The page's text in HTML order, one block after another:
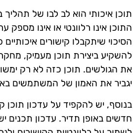
תוכן איכותי הוא לב לבו של תהליך
התוכן אינו רלוונטי או אינו
הסיכוי שיתקבלו קישורים
להשקיע ביצירת תוכן מעמיק, מחקרי
את הגולשים. תוכן כזה לא רק
יגביר את האמון של המשתמשים
בנוסף, יש להקפיד על עדכון תוכן
חדשים באופן תדיר. עדכון תכנים